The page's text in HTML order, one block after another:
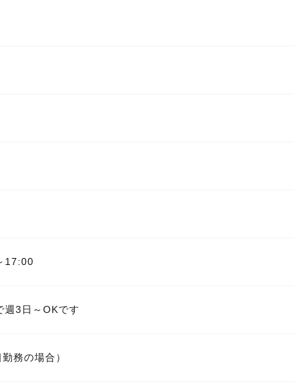
17:00
週3日～OKです
務の場合）